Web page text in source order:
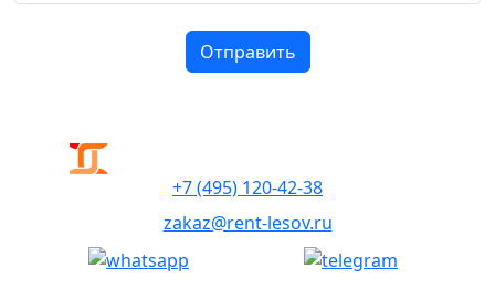
+7 (495) 120-42-38
zakaz@rent-lesov.ru